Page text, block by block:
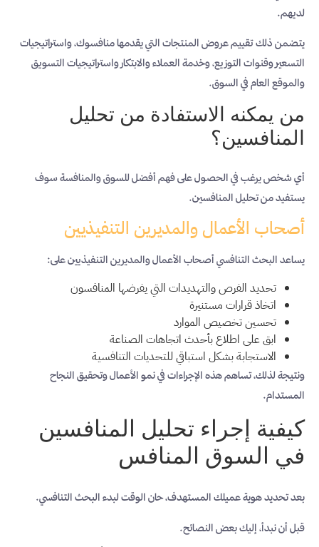
لديهم.
يتضمن ذلك تقييم عروض المنتجات التي يقدمها منافسوك، واستراتيجيات
التسعير وقنوات التوزيع، وخدمة العملاء والابتكار واستراتيجيات التسويق
والموقع العام في السوق.
من يمكنه الاستفادة من تحليل
المنافسين؟
أي شخص يرغب في الحصول على فهم أفضل للسوق والمنافسة سوف
يستفيد من تحليل المنافسين.
أصحاب الأعمال والمديرين التنفيذيين
يساعد البحث التنافسي أصحاب الأعمال والمديرين التنفيذيين على:
تحديد الفرص والتهديدات التي يفرضها المنافسون
اتخاذ قرارات مستنيرة
تحسين تخصيص الموارد
ابق على اطلاع بأحدث اتجاهات الصناعة
الاستجابة بشكل استباقي للتحديات التنافسية
ونتيجة لذلك، تساهم هذه الإجراءات في نمو الأعمال وتحقيق النجاح
المستدام.
كيفية إجراء تحليل المنافسين
في السوق المنافس
بعد تحديد هوية عميلك المستهدف، حان الوقت لبدء البحث التنافسي.
قبل أن نبدأ، إليك بعض النصائح.